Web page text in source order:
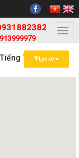
Tây Ninh
Lọc xe